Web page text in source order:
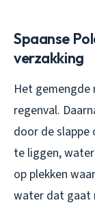
Spaanse
verzakking
Het
regenval.
door de slappe
te liggen,
op plekken
water dat gaat